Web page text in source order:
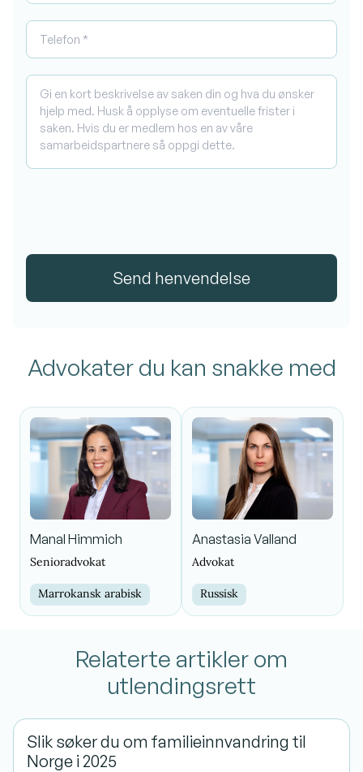
Telefon
Hva kan vi hjelpe deg med?
Send henvendelse
Advokater du kan snakke med
Manal Himmich
Senioradvokat
Marrokansk arabisk
Anastasia Valland
Advokat
Russisk
Relaterte artikler om
utlendingsrett
Slik søker du om familieinnvandring til
Norge i 2025